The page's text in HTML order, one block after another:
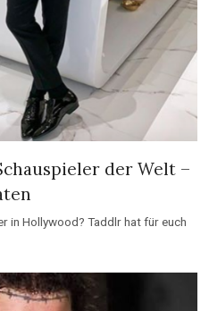
der Welt –
in Hollywood? Taddlr hat für euch